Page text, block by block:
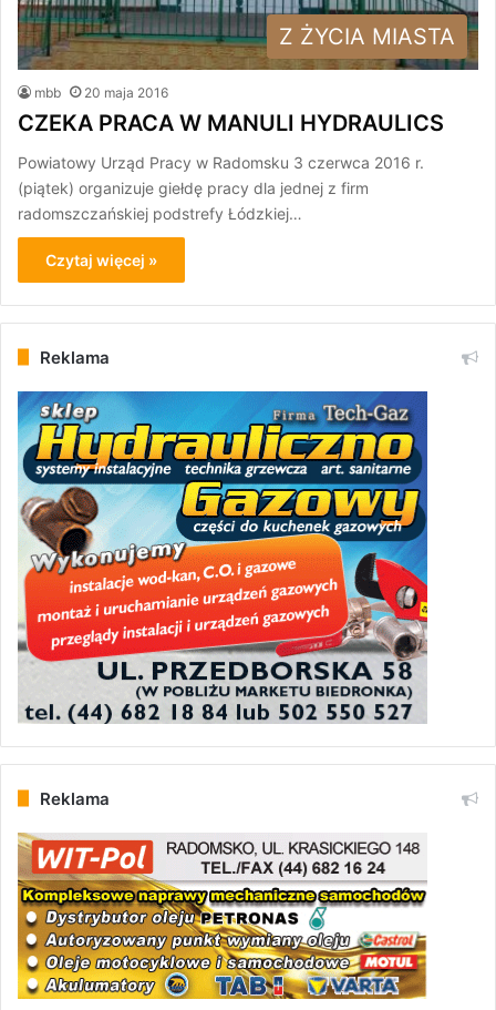
Z ŻYCIA MIASTA
mbb 20 maja 2016
CZEKA PRACA W MANULI HYDRAULICS
Powiatowy Urząd Pracy w Radomsku 3 czerwca 2016 r.
(piątek) organizuje giełdę pracy dla jednej z firm
radomszczańskiej podstrefy Łódzkiej…
Czytaj więcej »
Reklama
Reklama